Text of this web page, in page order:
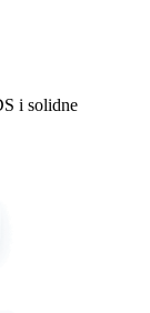
i solidne